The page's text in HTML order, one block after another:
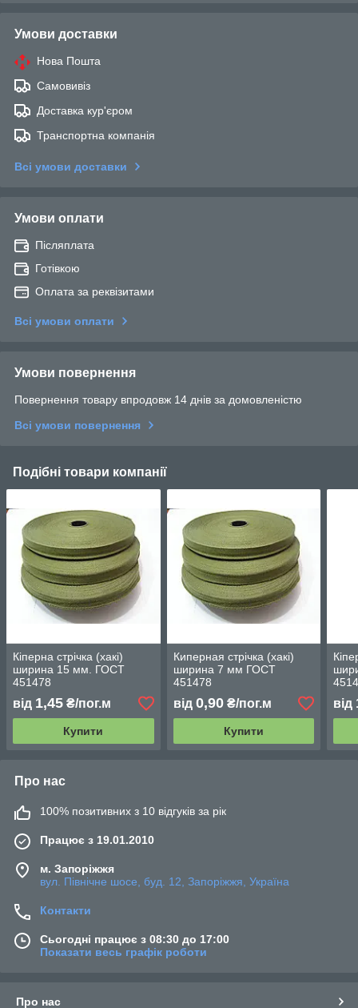
Умови доставки
Нова Пошта
Самовивіз
Доставка кур'єром
Транспортна компанія
Всі умови доставки
Умови оплати
Післяплата
Готівкою
Оплата за реквізитами
Всі умови оплати
Умови повернення
Повернення товару впродовж 14 днів за домовленістю
Всі умови повернення
Подібні товари компанії
Кіперна стрічка (хакі)
ширина 15 мм. ГОСТ
451478
від 1,45 ₴/пог.м
Купити
Киперная стрічка (хакі)
ширина 7 мм ГОСТ
451478
від 0,90₴/пог.м
Купити
від
Про нас
100% позитивних з 10 відгуків за рік
Працює з 19.01.2010
м. Запоріжжя
вул. Північне шосе, буд. 12, Запоріжжя, Україна
Контакти
Сьогодні працює з 08:30 до 17:00
Показати весь графік роботи
Про нас